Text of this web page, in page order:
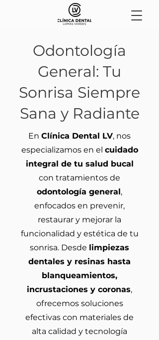
Odontología
General: Tu
Sonrisa Siempre
Sana y Radiante
En Clínica Dental LV, nos
especializamos en el cuidado
integral de tu salud bucal
con tratamientos de
odontología general,
enfocados en prevenir,
restaurar y mejorar la
funcionalidad y estética de tu
sonrisa. Desde limpiezas
dentales y resinas hasta
blanqueamientos,
incrustaciones y coronas,
ofrecemos soluciones
efectivas con materiales de
alta calidad y tecnología